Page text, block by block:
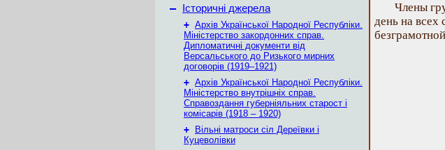
– Історичні джерела
+ Архів Української Народної Республіки.
Міністерство закордонних справ.
Дипломатичні документи від
Версальського до Ризького мирних
договорів (1919–1921)
+ Архів Української Народної Республіки.
Міністерство внутрішніх справ.
Справоздання губерніяльних старост і
комісарів (1918 – 1920)
+
Вільні матроси сіл Дереївки і
Куцеволівки
Члены
день на всех